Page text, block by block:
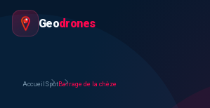
Geodrones
Accueil SpotBarrage de la chèze